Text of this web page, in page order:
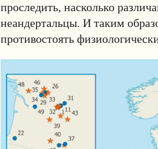
проследить, насколько
неандертальцы. И таким
противостоять